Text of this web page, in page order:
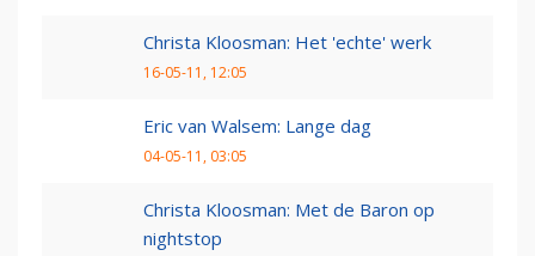
Christa Kloosman: Het 'echte' werk
16-05-11, 12:05
Eric van Walsem: Lange dag
04-05-11, 03:05
Christa Kloosman: Met de Baron op
nightstop